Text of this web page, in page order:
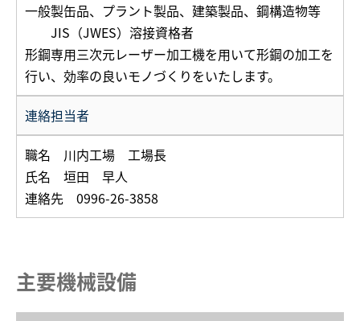
一般製缶品、プラント製品、建築製品、鋼構造物等
JIS（JWES）溶接資格者
形鋼専用三次元レーザー加工機を用いて形鋼の加工を
行い、効率の良いモノづくりをいたします。
連絡担当者
職名 川内工場 工場長
氏名 垣田 早人
連絡先 0996-26-3858
主要機械設備